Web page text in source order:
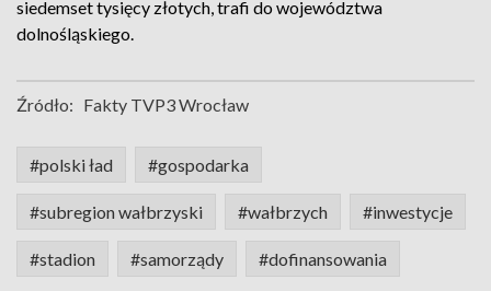
siedemset tysięcy złotych, trafi do województwa
dolnośląskiego.
Źródło: Fakty TVP3 Wrocław
#polski ład #gospodarka
#subregion wałbrzyski #wałbrzych #inwestycje
#stadion #samorządy #dofinansowania